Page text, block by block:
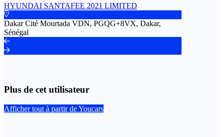
HYUNDAI SANTAFEE 2021 LIMITED
Dakar Cité Mourtada VDN, PGQG+8VX, Dakar,
Sénégal
Plus de cet utilisateur
Afficher tout à partir de Youcars